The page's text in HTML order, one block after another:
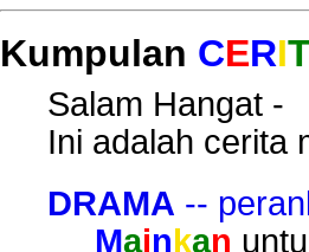
Kumpulan CERIT
Salam Hangat -
Ini adalah cerita
DRAMA --
Mainkan